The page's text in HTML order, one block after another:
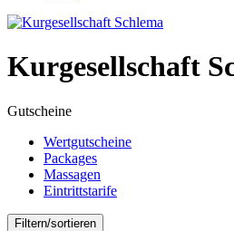
Kurgesellschaft
Gutscheine
Wertgutscheine
Packages
Massagen
Eintrittstarife
Filtern/sortieren